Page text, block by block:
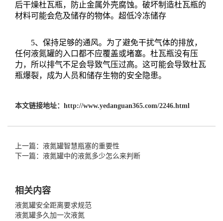
后干燥杜瓦瓶，防止金属外壳腐蚀。破坏制造杜瓦瓶的
材料可能会危及储存的物体。超低冷冻储存
5、保持足够的通风。为了避免干扰气体的排放，
任何液氮罐的入口都不应覆盖或堵塞。杜瓦瓶没有压
力，所以排气不足会导致气压过高。这可能会导致杜瓦
瓶爆裂，成为人员和储存生物的安全隐患。
本文链接地址： http://www.yedanguan365.com/2246.html
上一篇：液氮罐智慧瓶塞的重要性
下一篇：液氮罐中的液氮多少怎么来判断
相关内容
液氮罐安全距离要求规范
液氮罐多久加一次液氮